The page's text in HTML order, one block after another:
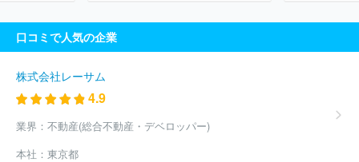
口コミで人気の企業
株式会社レーサム
4.9
業界： 不動産(総合不動産・デベロッパー)
本社： 東京都